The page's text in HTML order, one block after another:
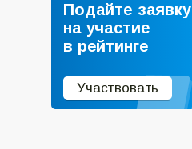
Подайте заявку
на участие
в рейтинге
Участвовать